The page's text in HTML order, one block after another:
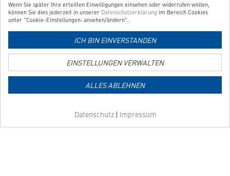
Wenn Sie später Ihre erteilten Einwilligungen einsehen oder widerrufen wollen,
können Sie dies jederzeit in unserer Datenschutzerklärung im Bereich Cookies
unter "Cookie-Einstellungen: ansehen/ändern".
ICH BIN EINVERSTANDEN
EINSTELLUNGEN VERWALTEN
ALLES ABLEHNEN
Datenschutz| Impressum
UNSERE TOP-KATEGORIEN
GEPRÜFTE QUALITÄT
zur
zur
Versandkosten-